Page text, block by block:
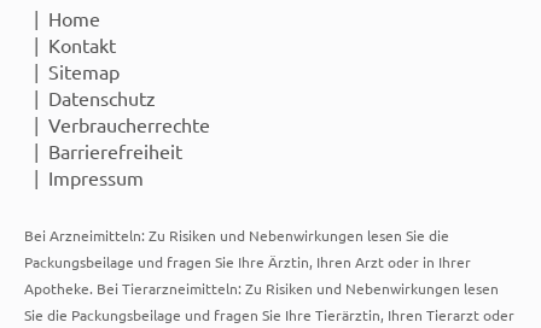
Home
Kontakt
Sitemap
Datenschutz
Verbraucherrechte
Barrierefreiheit
Impressum
Bei Arzneimitteln: Zu Risiken und Nebenwirkungen lesen Sie die
Packungsbeilage und fragen Sie Ihre Ärztin, Ihren Arzt oder in Ihrer
Apotheke. Bei Tierarzneimitteln: Zu Risiken und Nebenwirkungen lesen
Sie die Packungsbeilage und fragen Sie Ihre Tierärztin, Ihren Tierarzt oder